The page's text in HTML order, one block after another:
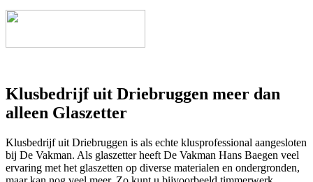
Klusbedrijf uit Driebruggen meer dan
alleen Glaszetter
Klusbedrijf uit Driebruggen is als echte klusprofessional aangesloten
bij De Vakman. Als glaszetter heeft De Vakman Hans Baegen veel
ervaring met het glaszetten op diverse materialen en ondergronden,